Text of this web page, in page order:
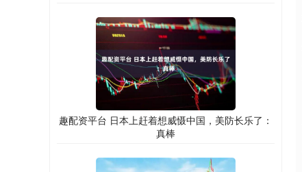
趣配资平台 日本上赶着想威慑中国，美防长乐了：
真棒